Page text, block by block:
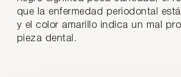
que la enfermedad periodontal
y el color amarillo indica un mal
pieza dental.